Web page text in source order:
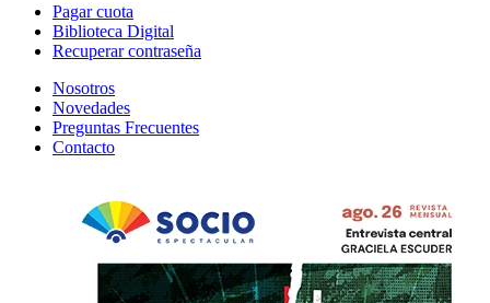
Pagar cuota
Biblioteca Digital
Recuperar contraseña
Nosotros
Novedades
Preguntas Frecuentes
Contacto